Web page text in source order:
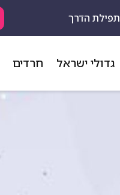
תפילת הדרך
גדולי ישראל חרדים